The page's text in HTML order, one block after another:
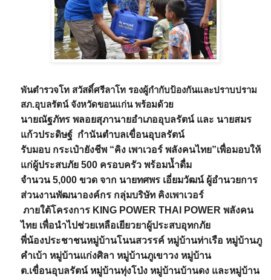
พันตำรวจโท สวัสดิ์ศรีลาโท รองผู้กำกับป้องกันและปราบปราม
สภ.อุบลรัตน์ จังหวัดขอนแก่น พร้อมด้วย
นายณัฐภัทร พลอยสุภานายอำเภออุบลรัตน์ และ นายสมร
แก้วประดิษฐ์ กำนันตำบลเขื่อนอุบลรัตน์
รับมอบ กระเป๋ายังชีพ “คิง เพาเวอร์ พลังคนไทย”เพื่อมอบให้
แก่ผู้ประสบภัย 500 ครอบครัว พร้อมน้ำดื่ม
จำนวน 5,000 ขวด จาก นายทศพร เอี่ยมวัฒน์ ผู้อำนวยการ
ส่วนงานพัฒนาองค์กร กลุ่มบริษัท คิงเพาเวอร์
ภายใต้โครงการ KING POWER THAI POWER พลังคน
ไทย เพื่อนำไปช่วยเหลือเยียวยาผู้ประสบอุทกภัย
พี่น้องประชาชนหมู่บ้านโนนสวรรค์ หมู่บ้านท่าเรือ หมู่บ้านภู
คำเบ้า หมู่บ้านแก่งศิลา หมู่บ้านภูเขาวง หมู่บ้าน
ต.เขื่อนอุบลรัตน์ หมู่บ้านทุ่งโป่ง หมู่บ้านบ้านดง และหมู่บ้าน